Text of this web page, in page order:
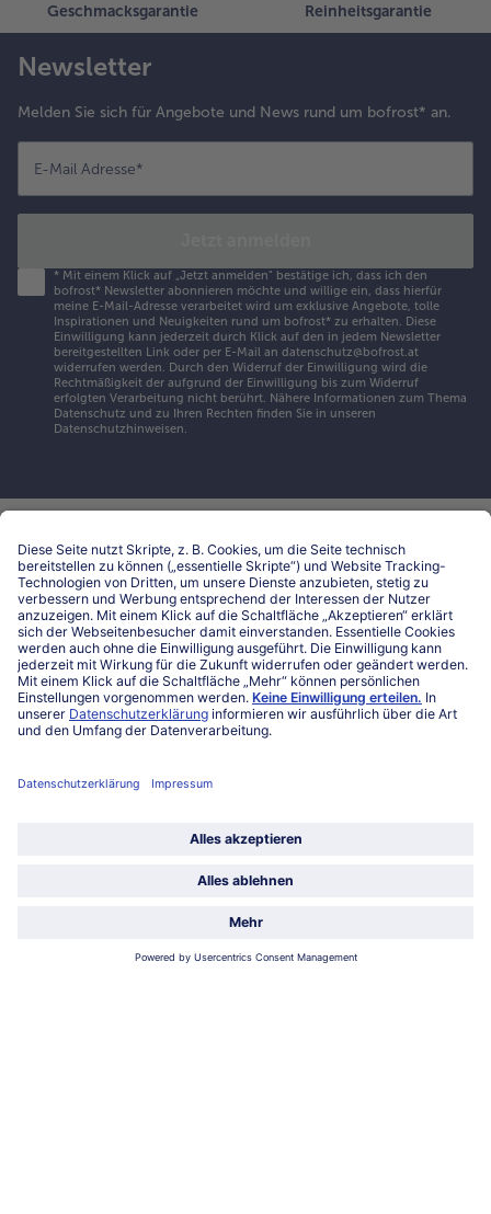
Geschmacksgarantie Reinheitsgarantie
Newsletter
Melden Sie sich für Angebote und News rund um bofrost* an.
E-Mail Adresse*
* Mit einem Klick auf „Jetzt anmelden" bestätige ich, dass ich den
bofrost* Newsletter abonnieren möchte und willige ein, dass hierfür
meine E-Mail-Adresse verarbeitet wird um exklusive Angebote, tolle
Inspirationen und Neuigkeiten rund um bofrost* zu erhalten. Diese
Einwilligung kann jederzeit durch Klick auf den in jedem Newsletter
bereitgestellten Link oder per E-Mail an datenschutz@bofrost.at
widerrufen werden. Durch den Widerruf der Einwilligung wird die
Rechtmäßigkeit der aufgrund der Einwilligung bis zum Widerruf
erfolgten Verarbeitung nicht berührt. Nähere Informationen zum Thema
Datenschutz und zu Ihren Rechten finden Sie in unseren
Datenschutzhinweisen.
Hilfe & Kontakt
Niederlassungen
Kontakt
FAQ
Service